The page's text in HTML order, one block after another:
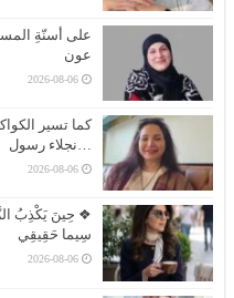
على أسنّةِ
عون
2026-08-06
كما تسير
…نجلاء رسول
2026-08-06
❖ حِينَ يَكْذِبُ
سِيما حَقِيقِي
2026-08-06